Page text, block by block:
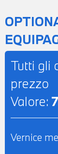
Tutti gli
prezzo
Valore:
Vernice